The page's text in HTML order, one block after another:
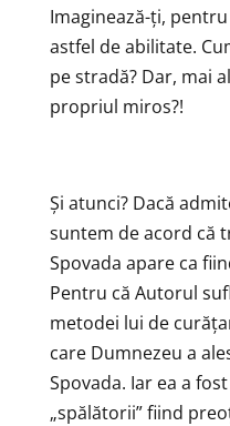
Imaginează-ți,
astfel de abilitate.
pe stradă? Dar, mai
propriul miros?!
Și atunci? Dacă
suntem de acord că
Spovada apare ca
Pentru că Autorul
metodei lui de
care Dumnezeu a
Spovada. Iar ea a
„spălătorii” fiind